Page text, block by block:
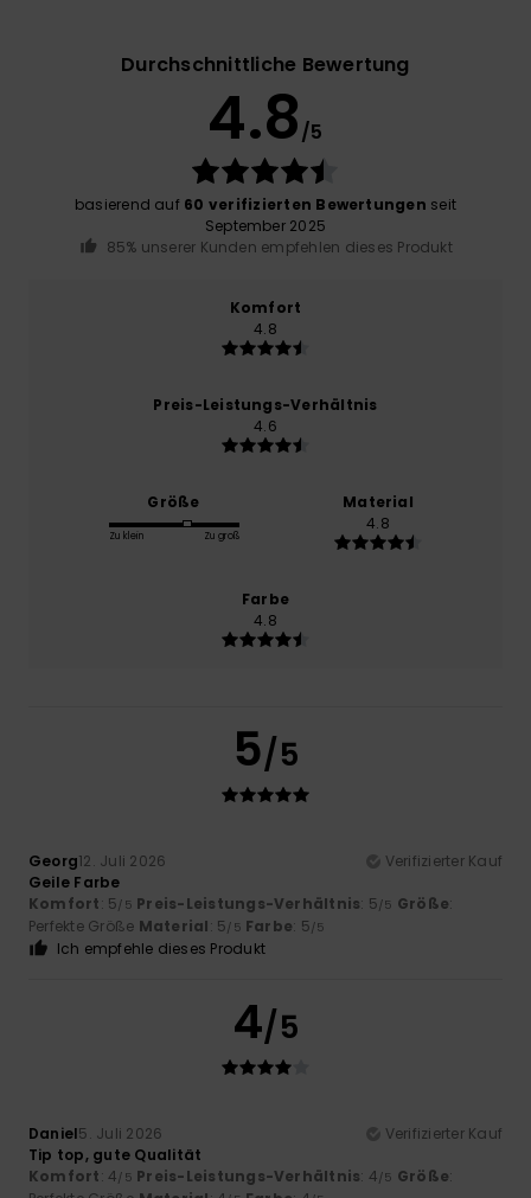
Durchschnittliche Bewertung
4.8/5
basierend auf 60 verifizierten Bewertungen seit
September 2025
85% unserer Kunden empfehlen dieses Produkt
Komfort
4.8
Preis-Leistungs-Verhältnis
4.6
Größe
Zu klein Zu groß
Material
4.8
Farbe
4.8
5/5
Georg12. Juli 2026
Verifizierter Kauf
Geile Farbe
Komfort: 5/5 Preis-Leistungs-Verhältnis: 5/5 Größe:
Perfekte Größe Material: 5/5 Farbe: 5/5
Ich empfehle dieses Produkt
4/5
Daniel5. Juli 2026
Verifizierter Kauf
Tip top, gute Qualität
Komfort: 4/5 Preis-Leistungs-Verhältnis: 4/5 Größe: